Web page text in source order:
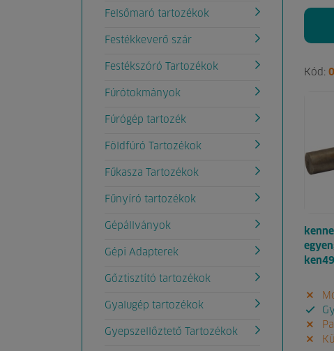
Felsőmaró tartozékok
Festékkeverő szár
Festékszóró Tartozékok
Fúrótokmányok
Fúrógép tartozék
Földfúró Tartozékok
Fűkasza Tartozékok
Fűnyíró tartozékok
Gépállványok
Gépi Adapterek
Gőztisztító tartozékok
Gyalugép tartozékok
Gyepszellőztető Tartozékok
Kód: